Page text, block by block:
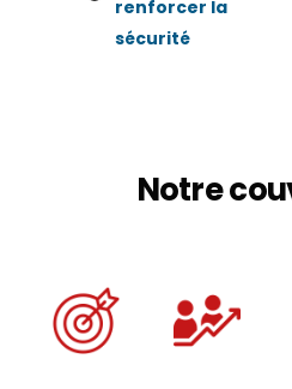
renforcer la
sécurité
Notre